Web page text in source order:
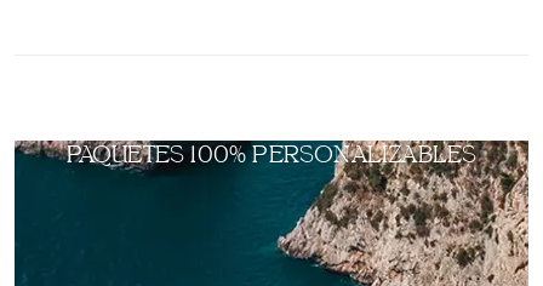
PAQUETES 100% PERSONALIZABLES